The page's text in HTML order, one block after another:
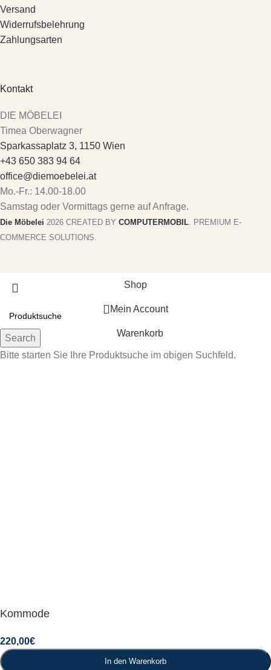
Versand
Widerrufsbelehrung
Zahlungsarten
Kontakt
DIE MÖBELEI
Timea Oberwagner
Sparkassaplatz 3, 1150 Wien
+43 650 383 94 64
office@diemoebelei.at
Mo.-Fr.: 14.00-18.00
Samstag oder Vormittags gerne auf Anfrage.
Die Möbelei 2026 CREATED BY COMPUTERMOBIL . PREMIUM E-
COMMERCE SOLUTIONS.
Search
Bitte starten Sie Ihre Produktsuche im obigen Suchfeld.
Shop
Mein Account
Warenkorb
Kommode
220,00€
In den Warenkorb